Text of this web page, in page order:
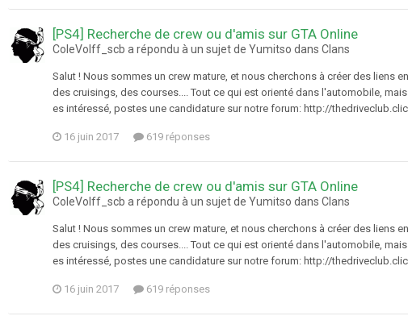
[PS4] Recherche de crew ou d'amis sur GTA Online
ColeVolff_scb a répondu à un sujet de Yumitso dans Clans
Salut ! Nous sommes un crew mature, et nous cherchons à créer des liens
des cruisings, des courses.... Tout ce qui est orienté dans l'automobile,
es intéressé, postes une candidature sur notre forum: http://
16 juin 2017 619 réponses
[PS4] Recherche de crew ou d'amis sur GTA Online
ColeVolff_scb a répondu à un sujet de Yumitso dans Clans
Salut ! Nous sommes un crew mature, et nous cherchons à créer des liens
des cruisings, des courses.... Tout ce qui est orienté dans l'automobile,
es intéressé, postes une candidature sur notre forum: http://
16 juin 2017 619 réponses